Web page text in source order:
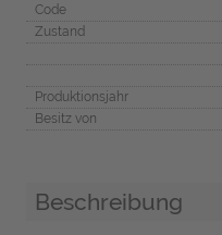
Code
Zustand
Produktionsjahr
Besitz von
Beschreibung